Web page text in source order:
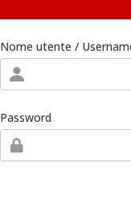
Nome utente /
Password